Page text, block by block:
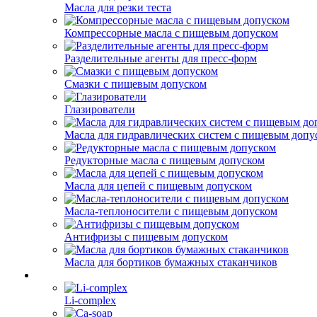
Масла для резки теста
Компрессорные масла с пищевым допуском
Разделительные агенты для пресс-форм
Смазки с пищевым допуском
Глазирователи
Масла для гидравлических систем с пищевым
Редукторные масла с пищевым допуском
Масла для цепей с пищевым допуском
Масла-теплоносители с пищевым допуском
Антифризы с пищевым допуском
Масла для бортиков бумажных стаканчиков
Li-complex